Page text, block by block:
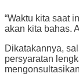
“Waktu kita saat
akan kita bahas.
Dikatakannya,
persyaratan